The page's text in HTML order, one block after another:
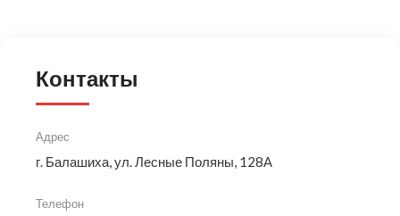
Контакты
Адрес
г. Балашиха, ул. Лесные Поляны, 128А
Телефон